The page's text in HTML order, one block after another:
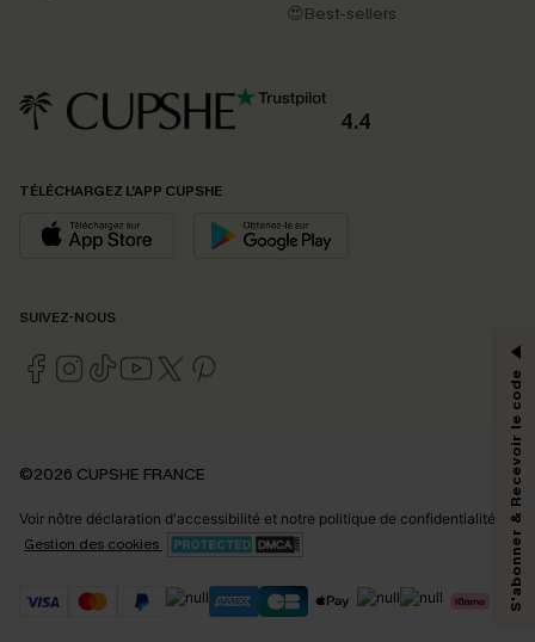
😍Best-sellers
4.4
TÉLÉCHARGEZ L’APP CUPSHE
SUIVEZ-NOUS
©2026 CUPSHE FRANCE
Voir nôtre déclaration d'accessibilité et notre politique de confidentialité.
Gestion des cookies
*Un code par commande, valable une seule fois.
marketing (y compris du contenu généré par l'IA) de Cupshe et
pouvons utiliser les données collectées sur notre site ainsi que des
technologies de suivi, telles que des pixels intégrés à nos e-mails, afin de
produits susceptibles de vous intéresser, conformément à notre Politique de
confidentialité
. Vous pouvez vous désabonner à tout moment.
S'abonner & Recevoir le code